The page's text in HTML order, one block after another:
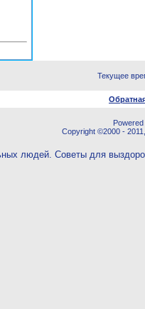
Текущее
Copyright ©2000 -
людей. Советы для